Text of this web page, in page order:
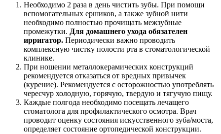
Необходимо 2 раза в день чистить зубы. При помощи
вспомогательных ершиков, а также зубной нити
необходимо полностью прочищать межзубные
промежутки. Для домашнего ухода обязателен
ирригатор. Периодически важно проводить
комплексную чистку полости рта в стоматологической
клинике.
При ношении металлокерамических конструкций
рекомендуется отказаться от вредных привычек
(курение). Рекомендуется с осторожностью употреблять
чересчур холодную, горячую, твердую и тягучую пищу.
Каждые полгода необходимо посещать лечащего
стоматолога для профилактического осмотра. Врач
проводит оценку состояния искусственного зуба/моста,
определяет состояние ортопедической конструкции.